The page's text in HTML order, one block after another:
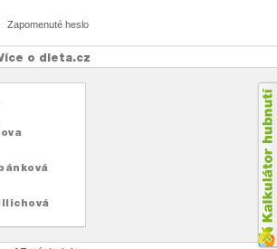
Zapomenuté heslo
o dieta.cz